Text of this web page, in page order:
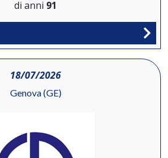
di anni 91
18/07/2026
Genova (GE)